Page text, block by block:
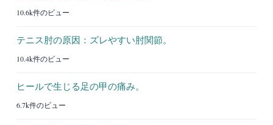
10.6k件のビュー
テニス肘の原因：ズレやすい肘関節。
10.4k件のビュー
ヒールで生じる足の甲の痛み。
6.7k件のビュー